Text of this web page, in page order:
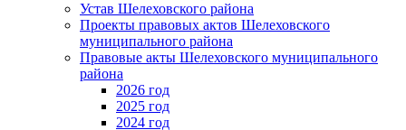
Устав Шелеховского района
Проекты правовых актов Шелеховского
муниципального района
Правовые акты Шелеховского муниципального
района
2026 год
2025 год
2024 год